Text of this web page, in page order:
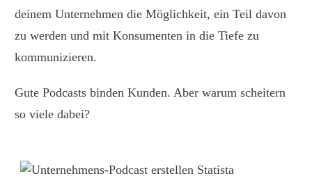
deinem Unternehmen die Möglichkeit, ein Teil davon
zu werden und mit Konsumenten in die Tiefe zu
kommunizieren.
Gute Podcasts binden Kunden. Aber warum scheitern
so viele dabei?